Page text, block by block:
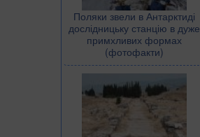
Поляки звели в Антарктиді
дослідницьку станцію в дуже
примхливих формах
(фотофакти)